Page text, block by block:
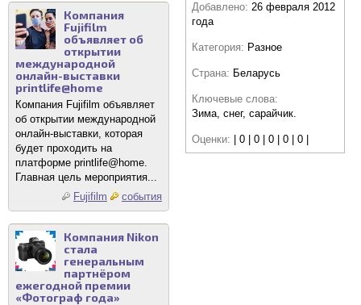
Компания
Fujifilm
объявляет об
открытии
международной
онлайн-выставки
printlife@home
Компания Fujifilm объявляет
об открытии международной
онлайн-выставки, которая
будет проходить на
платформе printlife@home.
Главная цель мероприятия...
Fujifilm
события
Компания Nikon
стала
генеральным
партнёром
ежегодной премии
«Фотограф года»
Добавлено: 26 февраля 2012
года
Категория: Разное
Страна: Беларусь
Ключевые слова:
Зима, снег, сарайчик.
Оценки: | 0 | 0 | 0 | 0 | 0 |